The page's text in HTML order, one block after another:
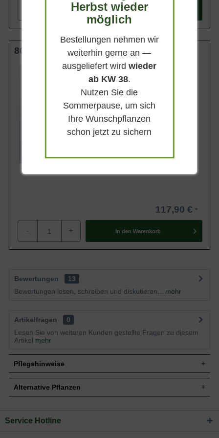
In den Warenkorb
80-100 cm C20
Wuchsendhöhe
bis zu 150 cm
Belaubung
Sommergrün
Blatt- / Nadelfarbe
Blau-grün
Standort
Sonnig-halbschattig
117,90 €
- + In den Warenkorb
Bewertungen
13
Bewertungen lesen, schreiben und diskutieren...
mehr
Artikelfragen
0
Lesen Sie von weiteren Kunden gestellte Fragen zu diesem
Artikel mehr
Pflegehinweise
Pflanz- und Pflegetipps Zenobia pulverulenta
Alternative Pflanzen
Sie suchen eine Alternative?
Herbst wieder
möglich
Bestellungen nehmen wir
weiterhin gerne an —
ausgeliefert wirdwieder
ab KW 38.
Nutzen Sie die
Sommerpause, um sich
Ihre Wunschpflanzen
schon jetzt zu sichern
Service Hotline